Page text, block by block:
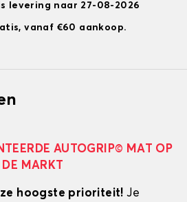
levering naar 27-08-2026
vanaf €60 aankoop.
AUTOGRIP© MAT OP
DE MARKT
hoogste prioriteit!Je